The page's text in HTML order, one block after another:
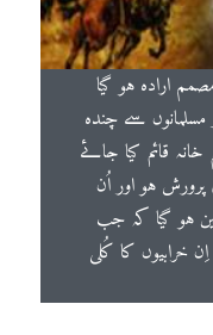
ارادہ ہو گیا
سے چندہ
قائم کیا جائے
ہو اور اُن
ہو گیا کہ جب
خرابیوں کا کُلی